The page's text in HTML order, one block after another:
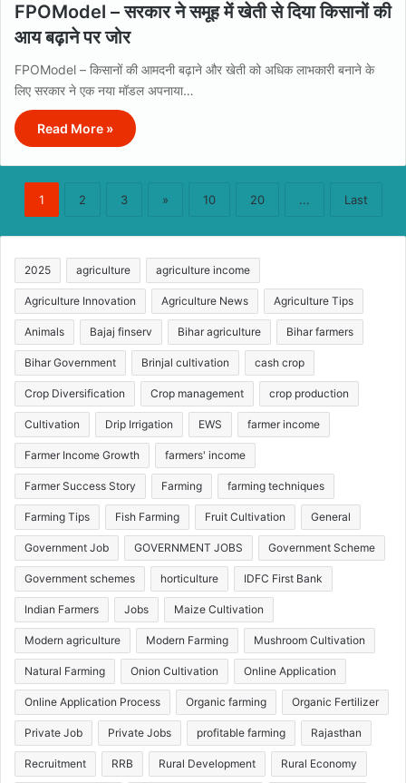
FPOModel – सरकार ने समूह में खेती से दिया किसानों की
आय बढ़ाने पर जोर
FPOModel – किसानों की आमदनी बढ़ाने और खेती को अधिक लाभकारी बनाने के
लिए सरकार ने एक नया मॉडल अपनाया…
Read More »
1 2 3 » 10 20 ... Last
2025 agriculture agriculture income
Agriculture Innovation Agriculture News Agriculture Tips
Animals Bajaj finserv Bihar agriculture Bihar farmers
Bihar Government Brinjal cultivation cash crop
Crop Diversification Crop management crop production
Cultivation Drip Irrigation EWS farmer income
Farmer Income Growth farmers' income
Farmer Success Story Farming farming techniques
Farming Tips Fish Farming Fruit Cultivation General
Government Job GOVERNMENT JOBS Government Scheme
Government schemes horticulture IDFC First Bank
Indian Farmers Jobs Maize Cultivation
Modern agriculture Modern Farming Mushroom Cultivation
Natural Farming Onion Cultivation Online Application
Online Application Process Organic farming Organic Fertilizer
Private Job Private Jobs profitable farming Rajasthan
Recruitment RRB Rural Development Rural Economy